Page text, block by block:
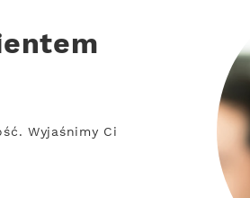
Wyjaśnimy Ci